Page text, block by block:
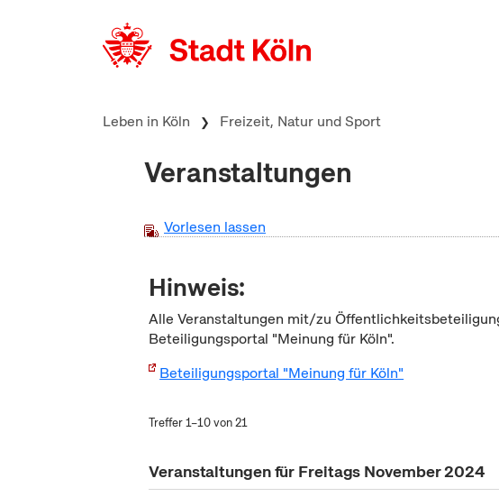
Leben in Köln Freizeit, Natur und Sport
Veranstaltungen
Vorlesen lassen
Hinweis:
Alle Veranstaltungen mit/zu
Beteiligungsportal "Meinung für Köln".
Beteiligungsportal "Meinung für Köln"
Treffer 1–10 von 21
Veranstaltungen für Freitags November 2024